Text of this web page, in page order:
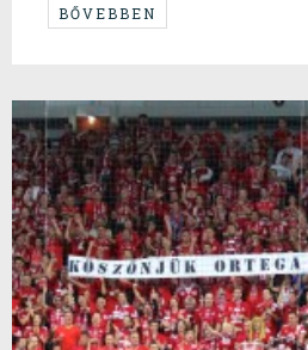
Meleg volt még ez a katlan így is.
BŐVEBBEN